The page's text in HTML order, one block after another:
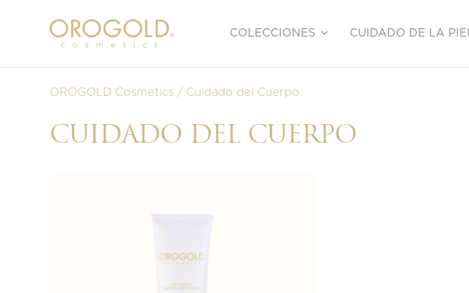
COLECCIONES CUIDADO DE LA PIEL
OROGOLD Cosmetics Cuidado del Cuerpo
CUIDADO DEL CUERPO